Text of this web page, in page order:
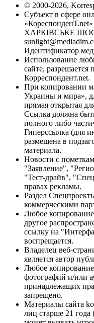
© 2000-2026,
Субъект в сфере
ХАРКІВСЬКЕ ШОСЕ,
Идентификатор
Использование
сайте,
Корреспондент.net.
При копировании
Украины и мира»,
прямая открытая
Ссылка должна
полного либо
Гиперссылка (для
размещена в
материала.
Новости с
"Заявление",
"Тест-драйв",
правах рекламы.
Раздел
коммерческими
Любое
другое
ссылку на
воспрещается.
Владелец веб-
является автор
Любое
фотографий и/или
принадлежащих
запрещено.
Материалы сайта
лиц старше 21 года